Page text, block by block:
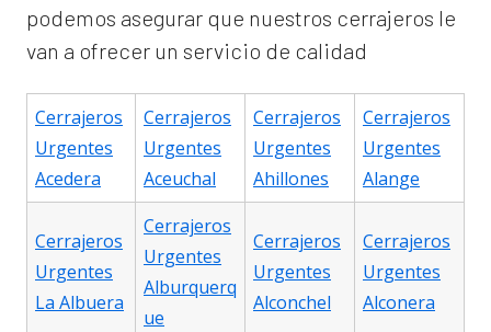
podemos asegurar que nuestros cerrajeros le
van a ofrecer un servicio de calidad
Cerrajeros
Urgentes
Acedera
Cerrajeros
Urgentes
Aceuchal
Cerrajeros
Urgentes
Ahillones
Cerrajeros
Urgentes
Alange
Cerrajeros
Urgentes
La Albuera
Cerrajeros
Urgentes
Alburquerq
ue
Cerrajeros
Urgentes
Alconchel
Cerrajeros
Urgentes
Alconera